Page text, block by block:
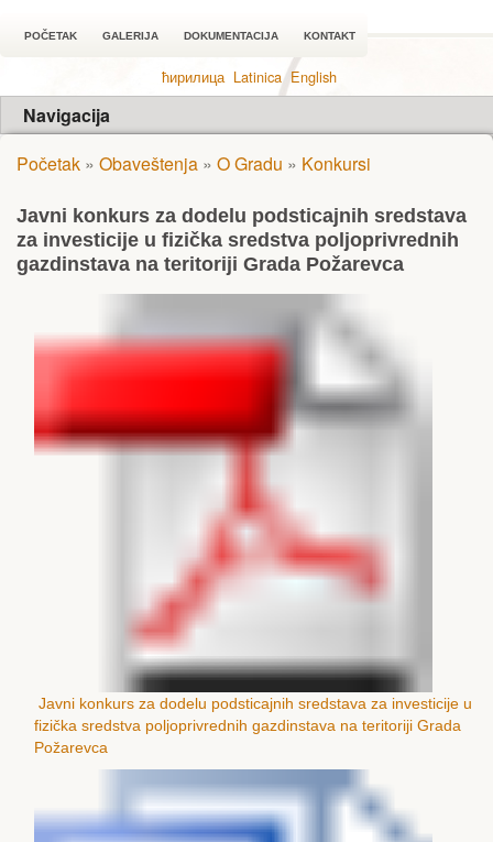
POČETAK GALERIJA DOKUMENTACIJA KONTAKT
ћирилица Latinica English
Navigacija
Početak » Obaveštenja » O Gradu » Konkursi
Javni konkurs za dodelu podsticajnih sredstava
za investicije u fizička sredstva poljoprivrednih
gazdinstava na teritoriji Grada Požarevca
Javni konkurs za dodelu podsticajnih sredstava za investicije u
fizička sredstva poljoprivrednih gazdinstava na teritoriji Grada
Požarevca